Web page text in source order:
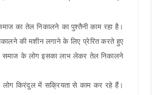
का तेल निकालने का पुश्तैनी काम रहा है।
की मशीन लगाने के लिए प्रेरित करते हुए
समाज के लोग इसका लाभ लेकर तेल निकालने
लोग किरंदुल में सक्रियता से काम कर रहे हैं।